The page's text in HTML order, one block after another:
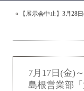
«
【展示会中止】3月28
7月17日(金)
島根営業部